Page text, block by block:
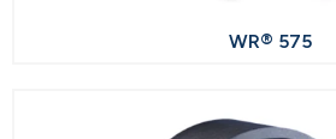
WR® 575